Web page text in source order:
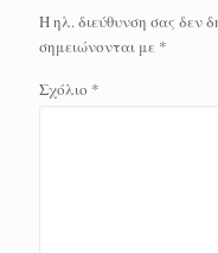
Η ηλ. διεύθυνση σας δεν
σημειώνονται με *
Σχόλιο *